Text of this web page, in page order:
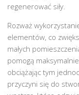
regenerować siły.
Rozważ
elementów, co
małych
pomogą
obciążając tym
przyczyni się do